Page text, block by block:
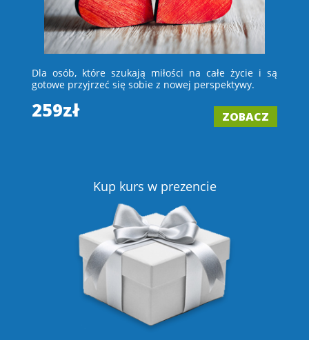
Dla osób, które szukają miłości na całe życie i są
gotowe przyjrzeć się sobie z nowej perspektywy.
259zł ZOBACZ
Kup kurs w prezencie